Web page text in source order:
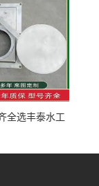
全选丰泰水工
水处理钢制闸